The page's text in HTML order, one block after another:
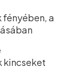
fényében, a
kincseket